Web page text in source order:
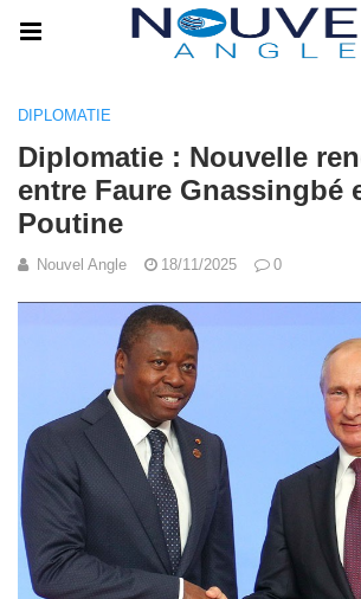
DIPLOMATIE
Diplomatie : Nouvelle
entre Faure Gnassingbé
Poutine
Nouvel Angle 18/11/2025 0